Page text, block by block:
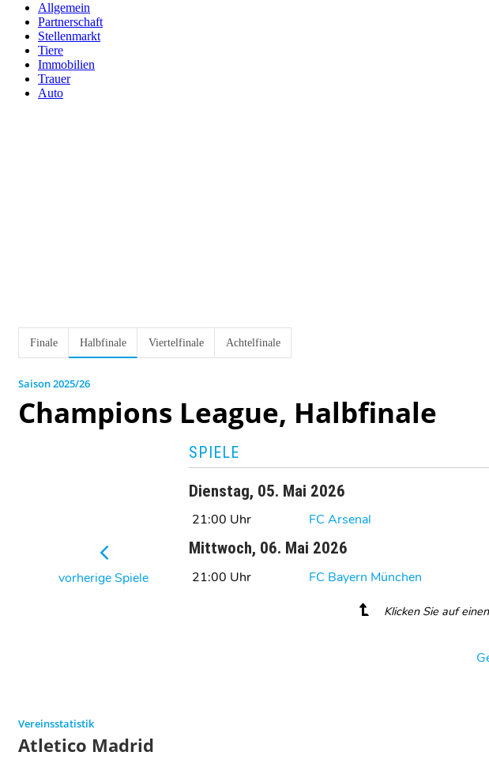
Allgemein
Partnerschaft
Stellenmarkt
Tiere
Immobilien
Trauer
Auto
Finale Halbfinale Viertelfinale Achtelfinale
2025/26
Champions League, Halbfinale
vorherige Spiele
SPIELE
Dienstag, 05. Mai 2026
21:00 Uhr FC Arsenal
Mittwoch, 06. Mai 2026
21:00 Uhr FC Bayern München
Klicken Sie auf
Vereinsstatistik
Atletico Madrid